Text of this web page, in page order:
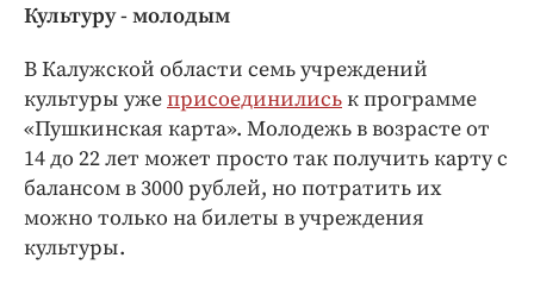
Культуру - молодым
В Калужской области семь учреждений
культуры ужеприсоединилиськ программе
«Пушкинская карта». Молодежь в возрасте от
14 до 22 лет может просто так получить карту с
балансом в 3000 рублей, но потратить их
можно только на билеты в учреждения
культуры.